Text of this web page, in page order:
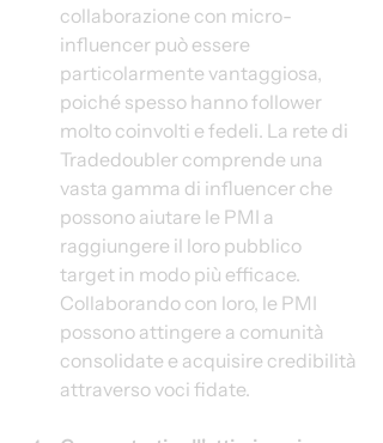
collaborazione con micro-
influencer può essere
particolarmente vantaggiosa,
poiché spesso hanno follower
molto coinvolti e fedeli. La rete di
Tradedoubler comprende una
vasta gamma di influencer che
possono aiutare le PMI a
raggiungere il loro pubblico
target in modo più efficace.
Collaborando con loro, le PMI
possono attingere a comunità
consolidate e acquisire credibilità
attraverso voci fidate.